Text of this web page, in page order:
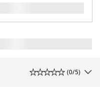
(0/5)